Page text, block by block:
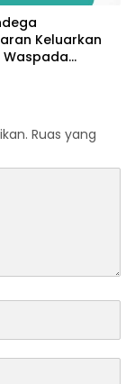
Keluarkan
Ruas yang